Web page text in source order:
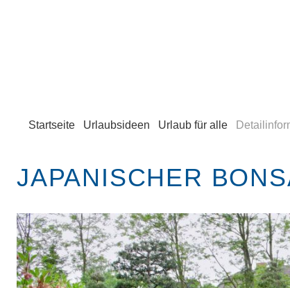
Startseite Urlaubsideen Urlaub für alle
JAPANISCHER